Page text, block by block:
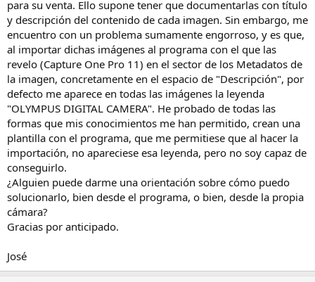
t
e
m
a
o
para su venta. Ello supone tener que documentarlas con título
y descripción del contenido de cada imagen. Sin embargo, me
encuentro con un problema sumamente engorroso, y es que,
al importar dichas imágenes al programa con el que las
revelo (Capture One Pro 11) en el sector de los Metadatos de
la imagen, concretamente en el espacio de "Descripción", por
defecto me aparece en todas las imágenes la leyenda
"OLYMPUS DIGITAL CAMERA". He probado de todas las
formas que mis conocimientos me han permitido, crean una
plantilla con el programa, que me permitiese que al hacer la
importación, no apareciese esa leyenda, pero no soy capaz de
conseguirlo.
¿Alguien puede darme una orientación sobre cómo puedo
solucionarlo, bien desde el programa, o bien, desde la propia
cámara?
Gracias por anticipado.
José